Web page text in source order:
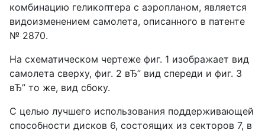
комбинацию геликоптера с аэропланом, является
видоизменением самолета, описанного в патенте
№ 2870.
На схематическом чертеже фиг. 1 изображает вид
самолета сверху, фиг. 2 вЂ” вид спереди и фиг. 3
вЂ” то же, вид сбоку.
С целью лучшего использования поддерживающей
способности дисков 6, состоящих из секторов 7, в